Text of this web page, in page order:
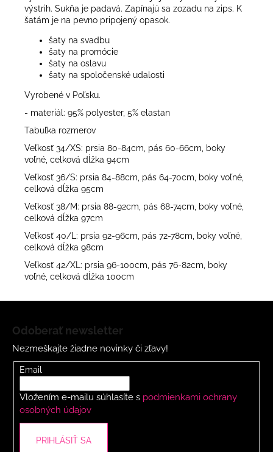
výstrih. Sukňa je padavá. Zapínajú sa zozadu na zips. K
šatám je na pevno pripojený opasok.
šaty na svadbu
šaty na promócie
šaty na oslavu
šaty na spoločenské udalosti
Vyrobené v Poľsku.
- materiál: 95% polyester, 5% elastan
Tabuľka rozmerov
Veľkosť 34/XS: prsia 80-84cm, pás 60-66cm, boky
voľné, celková dĺžka 94cm
Veľkosť 36/S: prsia 84-88cm, pás 64-70cm, boky voľné,
celková dĺžka 95cm
Veľkosť 38/M: prsia 88-92cm, pás 68-74cm, boky voľné,
celková dĺžka 97cm
Veľkosť 40/L: prsia 92-96cm, pás 72-78cm, boky voľné,
celková dĺžka 98cm
Veľkosť 42/XL: prsia 96-100cm, pás 76-82cm, boky
voľné, celková dĺžka 100cm
Odoberať newsletter
Nezmeškajte žiadne novinky či zľavy!
Email
Vložením e-mailu súhlasíte s podmienkami ochrany
osobných údajov
PRIHLÁSIŤ SA